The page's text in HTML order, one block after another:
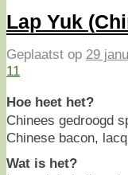
Lap Yuk
Geplaatst op 29
11
Hoe heet het?
Chinees gedroogd
Chinese bacon,
Wat is het?